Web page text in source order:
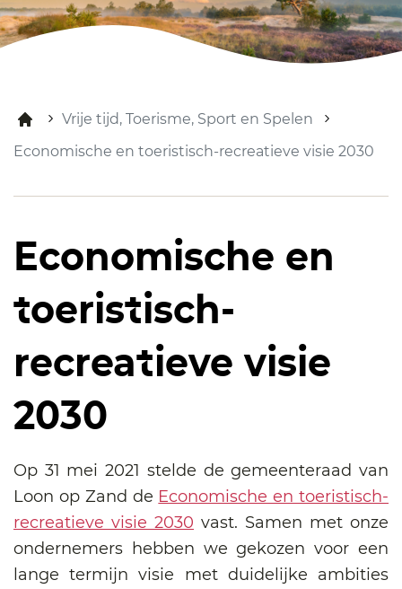
Vrije tijd, Toerisme, Sport en Spelen
Economische en toeristisch-recreatieve visie 2030
Economische en
toeristisch-
recreatieve visie
2030
Op 31 mei 2021 stelde de gemeenteraad van
Loon op Zand de Economische en toeristisch-
recreatieve visie 2030 vast. Samen met onze
ondernemers hebben we gekozen voor een
lange termijn visie met duidelijke ambities